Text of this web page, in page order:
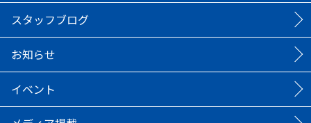
スタッフブログ
お知らせ
イベント